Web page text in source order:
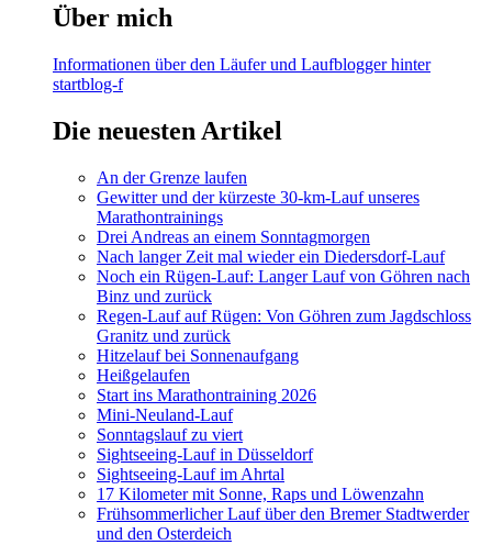
Über mich
Informationen über den Läufer und Laufblogger hinter
startblog-f
Die neuesten Artikel
An der Grenze laufen
Gewitter und der kürzeste 30-km-Lauf unseres
Marathontrainings
Drei Andreas an einem Sonntagmorgen
Nach langer Zeit mal wieder ein Diedersdorf-Lauf
Noch ein Rügen-Lauf: Langer Lauf von Göhren nach
Binz und zurück
Regen-Lauf auf Rügen: Von Göhren zum Jagdschloss
Granitz und zurück
Hitzelauf bei Sonnenaufgang
Heißgelaufen
Start ins Marathontraining 2026
Mini-Neuland-Lauf
Sonntagslauf zu viert
Sightseeing-Lauf in Düsseldorf
Sightseeing-Lauf im Ahrtal
17 Kilometer mit Sonne, Raps und Löwenzahn
Frühsommerlicher Lauf über den Bremer Stadtwerder
und den Osterdeich